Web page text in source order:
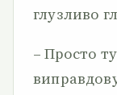
глузливо
– Просто